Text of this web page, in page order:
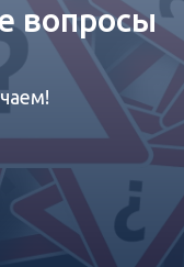
вопросы